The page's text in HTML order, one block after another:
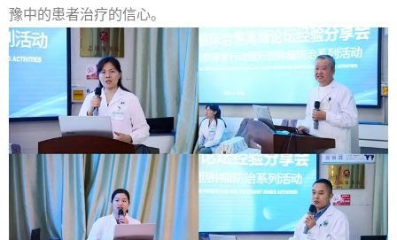
豫中的患者治疗的信心。